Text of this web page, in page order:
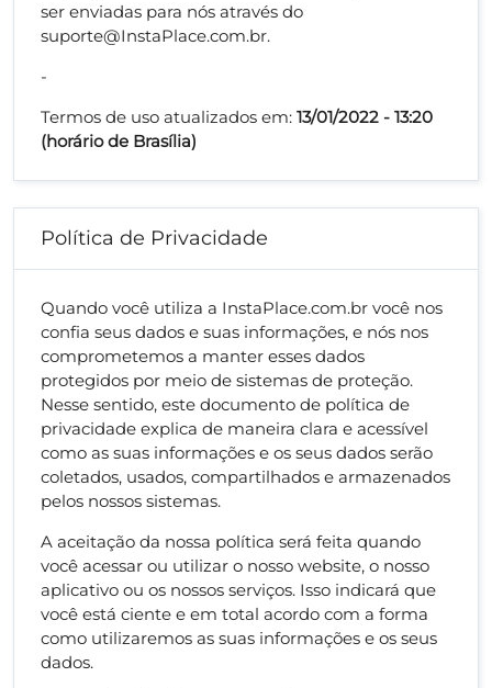
ser enviadas para nós através do
suporte@InstaPlace.com.br.
-
Termos de uso atualizados em: 13/01/2022 - 13:20
(horário de Brasília)
Política de Privacidade
Quando você utiliza a InstaPlace.com.br você nos
confia seus dados e suas informações, e nós nos
comprometemos a manter esses dados
protegidos por meio de sistemas de proteção.
Nesse sentido, este documento de política de
privacidade explica de maneira clara e acessível
como as suas informações e os seus dados serão
coletados, usados, compartilhados e armazenados
pelos nossos sistemas.
A aceitação da nossa política será feita quando
você acessar ou utilizar o nosso website, o nosso
aplicativo ou os nossos serviços. Isso indicará que
você está ciente e em total acordo com a forma
como utilizaremos as suas informações e os seus
dados.